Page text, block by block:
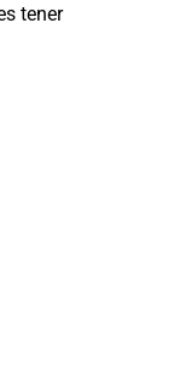
tener